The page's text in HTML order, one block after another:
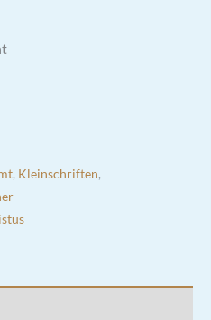
, Kleinschriften,